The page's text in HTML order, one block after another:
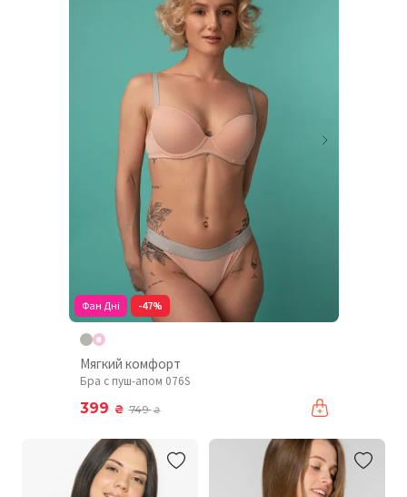
Фан Дні -47%
Мягкий комфорт
Бра с пуш-апом 076S
399 ₴ 749₴